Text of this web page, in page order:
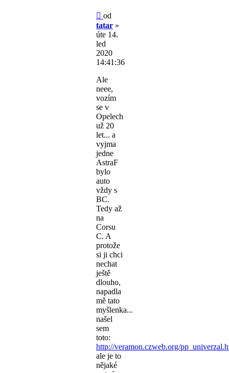
Příspěvek
od
tatar »
úte 14.
led
2020
14:41:36
Ale
neee,
vozím
se v
Opelech
už 20
let... a
vyjma
jedne
AstraF
bylo
auto
vždy s
BC.
Tedy až
na
Corsu
C. A
protože
si ji chci
nechat
ještě
dlouho,
napadla
mě tato
myšlenka...
našel
sem
toto:
http://veramon.czweb.org/
ale je to
nějaké